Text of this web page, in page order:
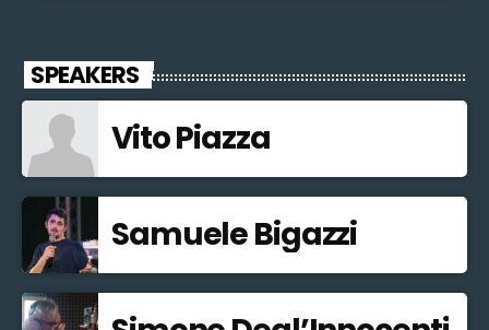
SPEAKERS
Vito Piazza
Samuele Bigazzi